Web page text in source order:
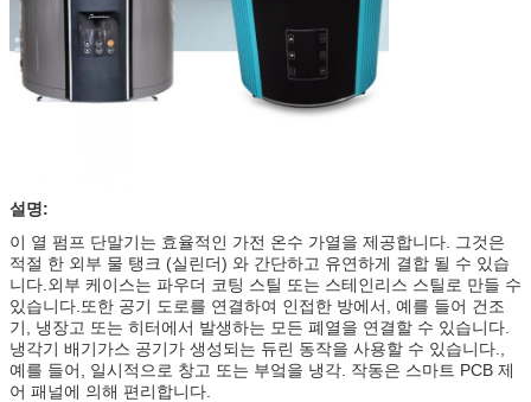
설명:
이 열 펌프 단말기는 효율적인 가전 온수 가열을 제공합니다. 그것은
적절 한 외부 물 탱크 (실린더) 와 간단하고 유연하게 결합 될 수 있습
니다.외부 케이스는 파우더 코팅 스틸 또는 스테인리스 스틸로 만들 수
있습니다.또한 공기 도로를 연결하여 인접한 방에서, 예를 들어 건조
기, 냉장고 또는 히터에서 발생하는 모든 폐열을 연결할 수 있습니다.
냉각기 배기가스 공기가 생성되는 듀린 동작을 사용할 수 있습니다.,
예를 들어, 일시적으로 창고 또는 부엌을 냉각. 작동은 스마트 PCB 제
어 패널에 의해 편리합니다.